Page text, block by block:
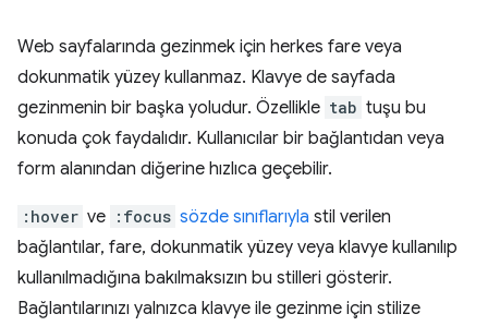
Web sayfalarında gezinmek için herkes fare veya
dokunmatik yüzey kullanmaz. Klavye de sayfada
gezinmenin bir başka yoludur. Özellikle tab tuşu bu
konuda çok faydalıdır. Kullanıcılar bir bağlantıdan veya
form alanından diğerine hızlıca geçebilir.
:hover ve :focus sözde sınıflarıyla stil verilen
bağlantılar, fare, dokunmatik yüzey veya klavye kullanılıp
kullanılmadığına bakılmaksızın bu stilleri gösterir.
Bağlantılarınızı yalnızca klavye ile gezinme için stilize